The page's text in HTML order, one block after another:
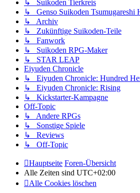
↳ Suikoden Tierkreis
↳ Genso Suikoden Tsumugareshi
↳ Archiv
↳ Zukünftige Suikoden-Teile
↳ Fanwork
↳ Suikoden RPG-Maker
↳ STAR LEAP
Eiyuden Chronicle
↳ Eiyuden Chronicle: Hundred
↳ Eiyuden Chronicle: Rising
↳ Kickstarter-Kampagne
Off-Topic
↳ Andere RPGs
↳ Sonstige Spiele
↳ Reviews
↳ Off-Topic
Hauptseite Foren-Übersicht
Alle Zeiten sind UTC+02:00
Alle Cookies löschen